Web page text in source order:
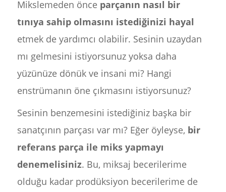
Mikslemeden önce parçanın nasıl bir
tınıya sahip olmasını istediğinizi hayal
etmek de yardımcı olabilir. Sesinin uzaydan
mı gelmesini istiyorsunuz yoksa daha
yüzünüze dönük ve insani mi? Hangi
enstrümanın öne çıkmasını istiyorsunuz?
Sesinin benzemesini istediğiniz başka bir
sanatçının parçası var mı? Eğer öyleyse, bir
referans parça ile miks yapmayı
denemelisiniz. Bu, miksaj becerilerime
olduğu kadar prodüksiyon becerilerime de